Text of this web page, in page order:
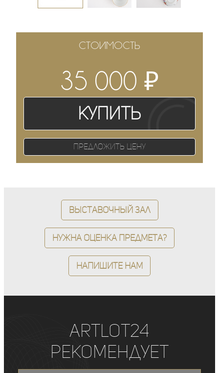
СТОИМОСТЬ
35 000₽
Купить
Предложить цену
Выставочный зал
Нужна оценка предмета?
Напишите нам
ArtLot24
рекомендует